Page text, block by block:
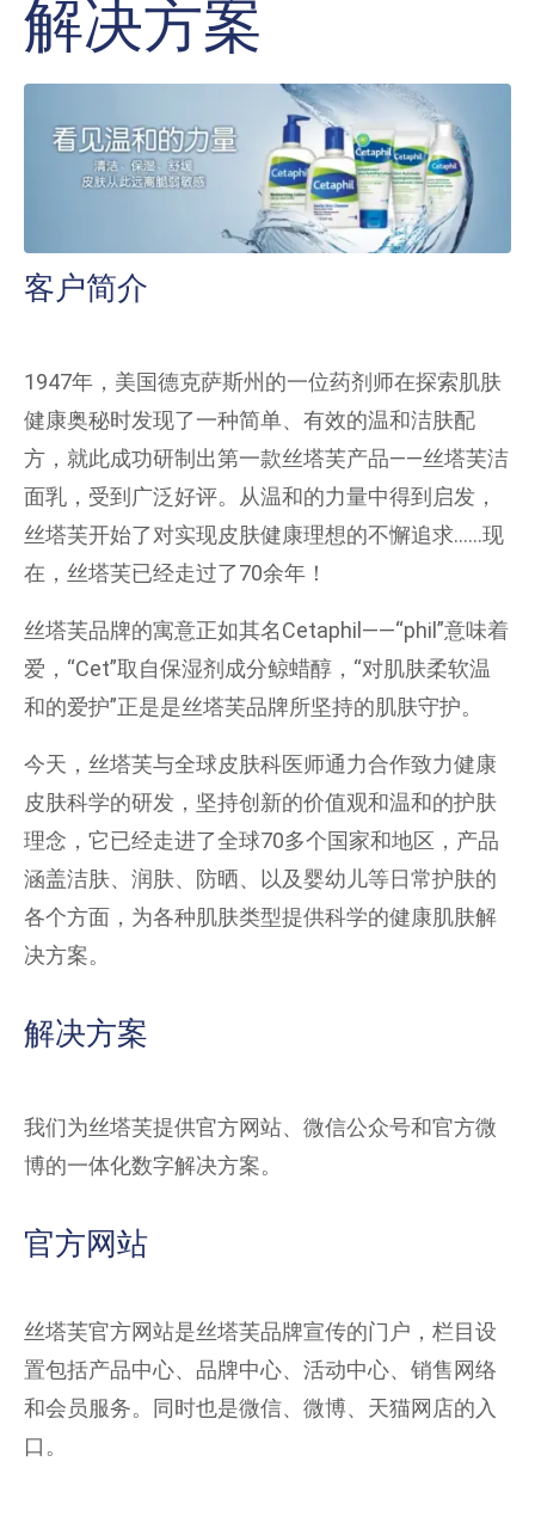
解决方案
客户简介
1947年，美国德克萨斯州的一位药剂师在探索肌肤
健康奥秘时发现了一种简单、有效的温和洁肤配
方，就此成功研制出第一款丝塔芙产品——丝塔芙洁
面乳，受到广泛好评。从温和的力量中得到启发，
丝塔芙开始了对实现皮肤健康理想的不懈追求……现
在，丝塔芙已经走过了70余年！
丝塔芙品牌的寓意正如其名Cetaphil——“phil”意味着
爱，“Cet”取自保湿剂成分鲸蜡醇，“对肌肤柔软温
和的爱护”正是是丝塔芙品牌所坚持的肌肤守护。
今天，丝塔芙与全球皮肤科医师通力合作致力健康
皮肤科学的研发，坚持创新的价值观和温和的护肤
理念，它已经走进了全球70多个国家和地区，产品
涵盖洁肤、润肤、防晒、以及婴幼儿等日常护肤的
各个方面，为各种肌肤类型提供科学的健康肌肤解
决方案。
解决方案
我们为丝塔芙提供官方网站、微信公众号和官方微
博的一体化数字解决方案。
官方网站
丝塔芙官方网站是丝塔芙品牌宣传的门户，栏目设
置包括产品中心、品牌中心、活动中心、销售网络
和会员服务。同时也是微信、微博、天猫网店的入
口。